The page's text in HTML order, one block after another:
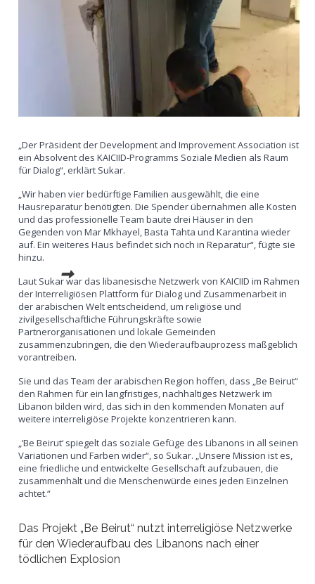
„Der Präsident der Development and Improvement Association ist
ein Absolvent des KAICIID-Programms Soziale Medien als Raum
für Dialog“, erklärt Sukar.
„Wir haben vier bedürftige Familien ausgewählt, die eine
Hausreparatur benötigten. Die Spender übernahmen alle Kosten
und das professionelle Team baute drei Häuser in den
Gegenden von Mar Mkhayel, Basta Tahta und Karantina wieder
auf. Ein weiteres Haus befindet sich noch in Reparatur“, fügte sie
hinzu.
Laut Sukar war das libanesische Netzwerk von KAICIID im Rahmen
der Interreligiösen Plattform für Dialog und Zusammenarbeit in
der arabischen Welt entscheidend, um religiöse und
zivilgesellschaftliche Führungskräfte sowie
Partnerorganisationen und lokale Gemeinden
zusammenzubringen, die den Wiederaufbauprozess maßgeblich
vorantreiben.
Sie und das Team der arabischen Region hoffen, dass „Be Beirut“
den Rahmen für ein langfristiges, nachhaltiges Netzwerk im
Libanon bilden wird, das sich in den kommenden Monaten auf
weitere interreligiöse Projekte konzentrieren kann.
„‘Be Beirut‘ spiegelt das soziale Gefüge des Libanons in all seinen
Variationen und Farben wider“, so Sukar. „Unsere Mission ist es,
eine friedliche und entwickelte Gesellschaft aufzubauen, die
zusammenhält und die Menschenwürde eines jeden Einzelnen
achtet.“
Das Projekt „Be Beirut“ nutzt interreligiöse Netzwerke
für den Wiederaufbau des Libanons nach einer
tödlichen Explosion